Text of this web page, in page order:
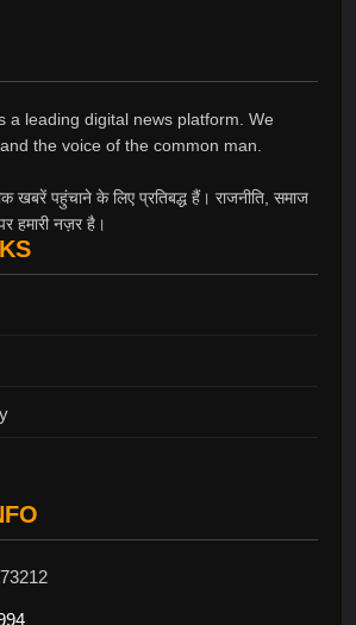
a leading digital news platform. We
the voice of the common man.
पहुंचाने के लिए प्रतिबद्ध हैं। राजनीति, समाज
हमारी नज़र है।